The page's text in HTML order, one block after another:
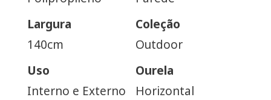
Largura
140cm
Coleção
Outdoor
Uso
Interno e Externo
Ourela
Horizontal